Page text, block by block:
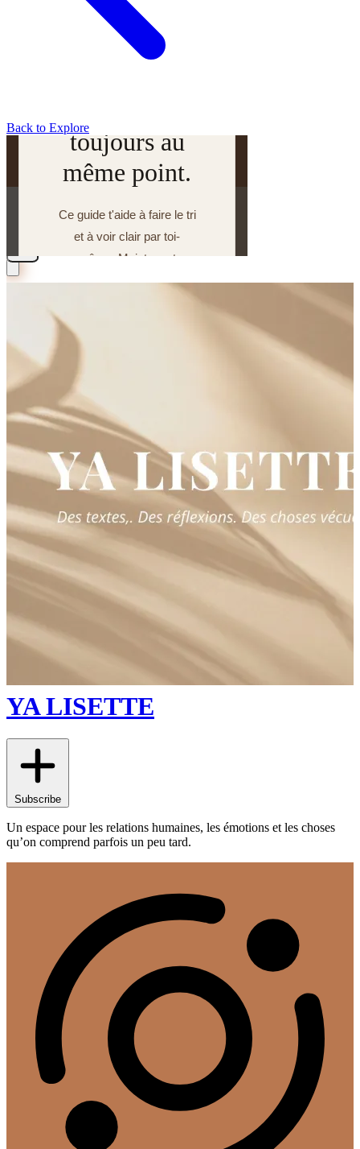
Back to Explore
YA LISETTE
Subscribe
Un espace pour les relations humaines, les émotions et les choses
qu’on comprend parfois un peu tard.